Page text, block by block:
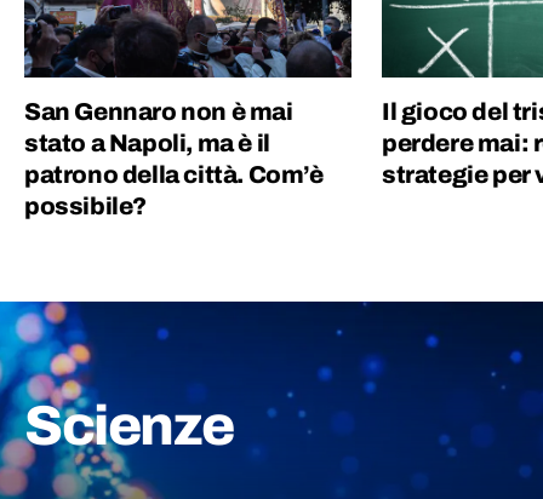
San Gennaro non è mai
stato a Napoli, ma è il
patrono della città. Com’è
possibile?
Il gioco del
perdere mai:
strategie per
Scienze